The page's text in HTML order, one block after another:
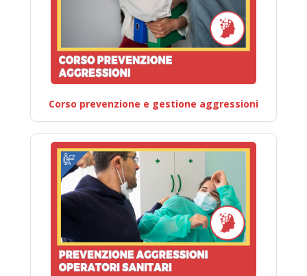
Corso prevenzione e gestione aggressioni